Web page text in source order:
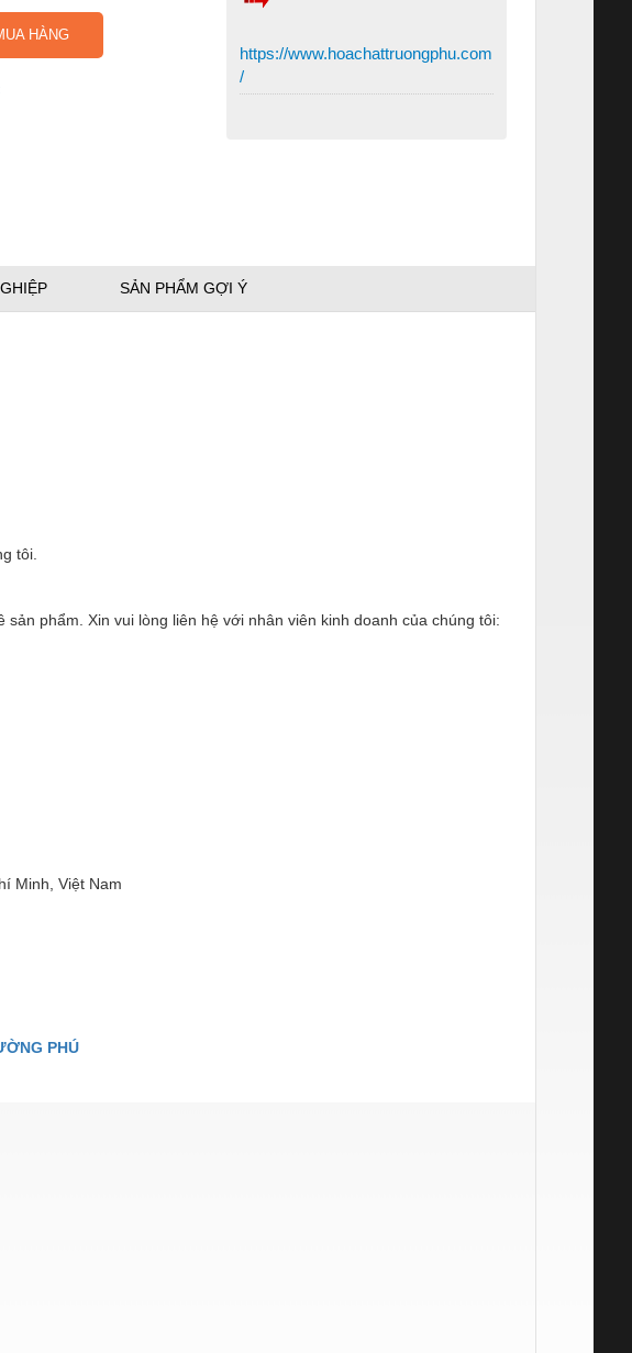
HÀNG
https://www.hoachattruongphu.com
/
SẢN PHẨM GỢI Ý
tôi.
phẩm. Xin vui lòng liên hệ với nhân viên kinh doanh của chúng tôi:
Minh, Việt Nam
PHÚ